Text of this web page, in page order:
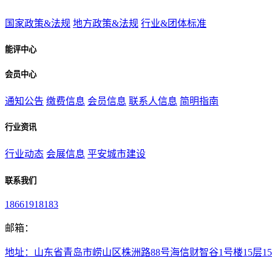
国家政策&法规 地方政策&法规 行业&团体标准
能评中心
会员中心
通知公告 缴费信息 会员信息 联系人信息 简明指南
行业资讯
行业动态 会展信息 平安城市建设
联系我们
18661918183
邮箱：
地址：山东省青岛市崂山区株洲路88号海信财智谷1号楼15层